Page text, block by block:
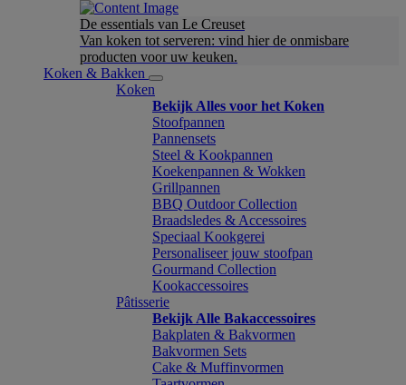
De essentials van Le Creuset
Van koken tot serveren: vind hier de onmisbare
producten voor uw keuken.
Koken & Bakken
Koken
Bekijk Alles voor het Koken
Stoofpannen
Pannensets
Steel & Kookpannen
Koekenpannen & Wokken
Grillpannen
BBQ Outdoor Collection
Braadsledes & Accessoires
Speciaal Kookgerei
Personaliseer jouw stoofpan
Gourmand Collection
Kookaccessoires
Pâtisserie
Bekijk Alle Bakaccessoires
Bakplaten & Bakvormen
Bakvormen Sets
Cake & Muffinvormen